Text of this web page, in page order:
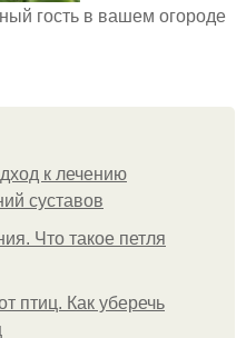
гость в вашем огороде
к лечению
суставов
Что такое петля
птиц. Как уберечь